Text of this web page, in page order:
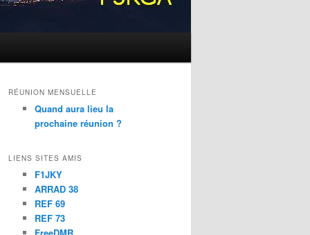
RÉUNION MENSUELLE
Quand aura lieu la
prochaine réunion ?
LIENS SITES AMIS
F1JKY
ARRAD 38
REF 69
REF 73